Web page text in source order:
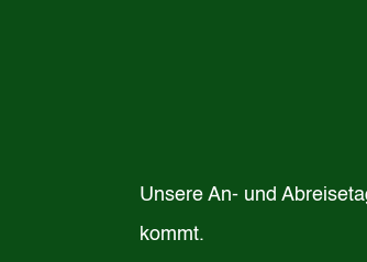
Unsere An- und
kommt.